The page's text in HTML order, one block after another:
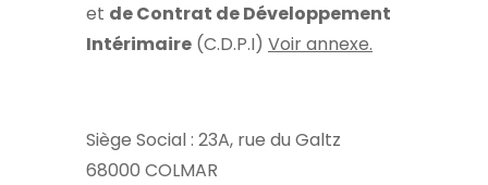
et de Contrat de Développement
Intérimaire (C.D.P.I) Voir annexe.
Siège Social : 23A, rue du Galtz
68000 COLMAR